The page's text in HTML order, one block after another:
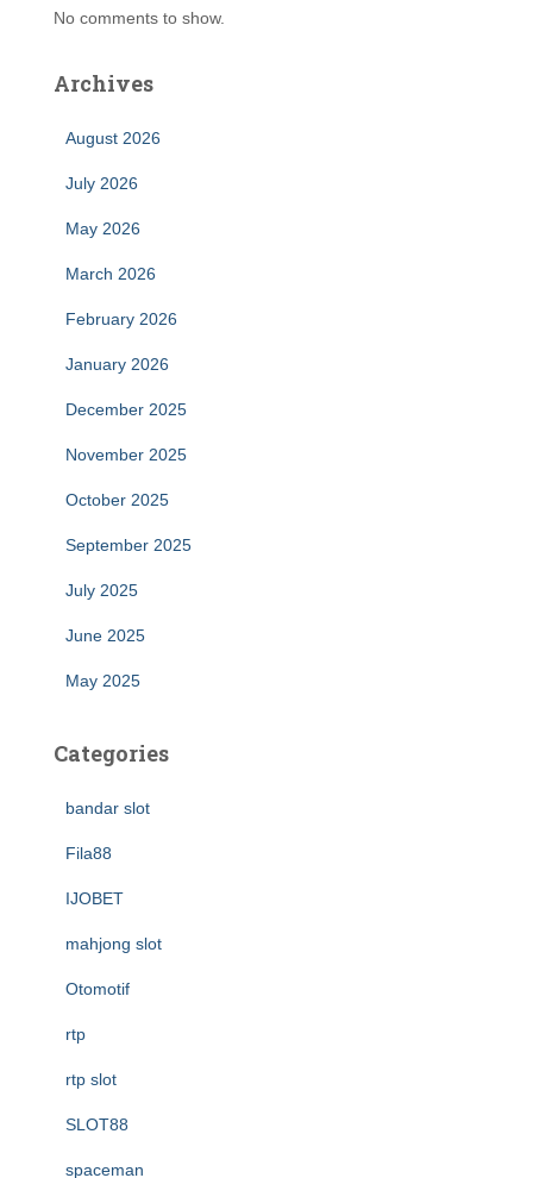
No comments to show.
Archives
August 2026
July 2026
May 2026
March 2026
February 2026
January 2026
December 2025
November 2025
October 2025
September 2025
July 2025
June 2025
May 2025
Categories
bandar slot
Fila88
IJOBET
mahjong slot
Otomotif
rtp
rtp slot
SLOT88
spaceman